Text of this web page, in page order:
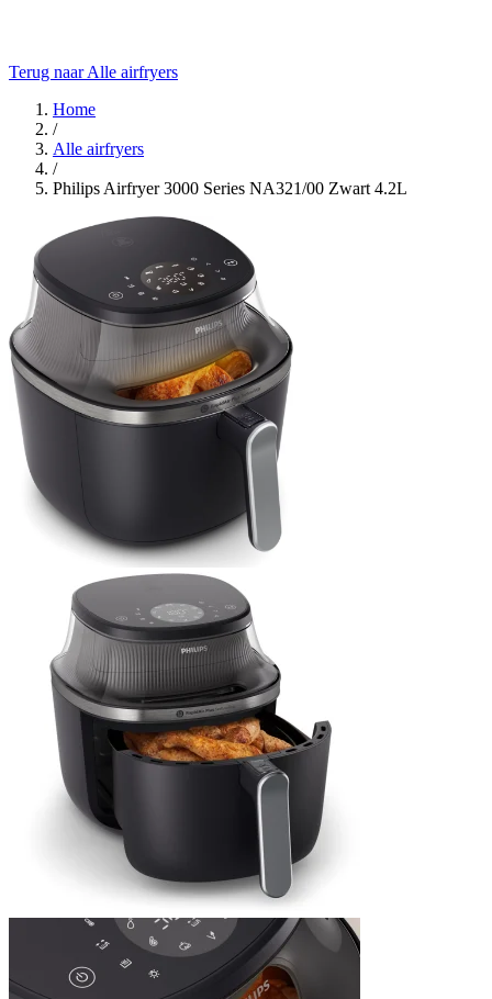
Terug naar Alle airfryers
Home
/
Alle airfryers
/
Philips Airfryer 3000 Series NA321/00 Zwart 4.2L